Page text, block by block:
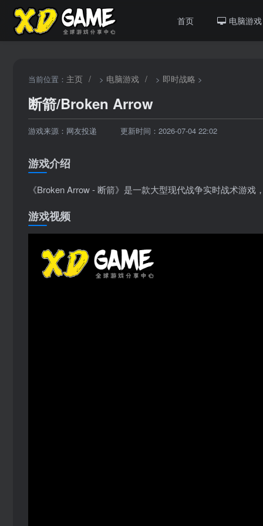
首页 电脑游戏
当前位置： 主页 / > 电脑游戏 / > 即时战略 >
断箭/Broken Arrow
游戏来源：网友投递 更新时间：2026-07-04 22:02
游戏介绍
《Broken Arrow - 断箭》是一款大型现代战争实时战术游
游戏视频